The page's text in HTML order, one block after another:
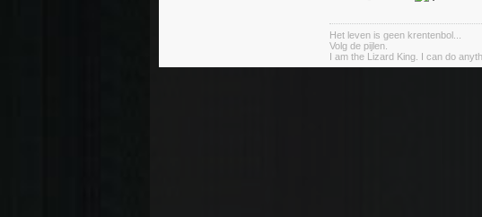
Het leven is geen krentenbol...
Volg de pijlen.
I am the Lizard King. I can do